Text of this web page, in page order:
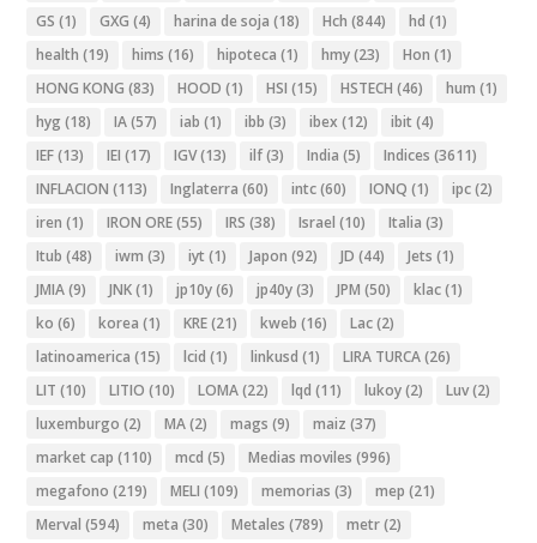
GS (1) GXG (4) harina de soja (18) Hch (844) hd (1)
health (19) hims (16) hipoteca (1) hmy(23) Hon (1)
HONG KONG (83) HOOD (1) HSI (15) HSTECH (46) hum (1)
hyg (18) IA(57) iab (1) ibb (3) ibex (12) ibit (4)
IEF(13) IEI (17) IGV(13) ilf(3) India (5) Indices (3611)
INFLACION (113) Inglaterra (60) intc(60) IONQ (1) ipc(2)
iren (1) IRON ORE(55) IRS (38) Israel (10) Italia (3)
Itub (48) iwm (3) iyt (1) Japon (92) JD (44) Jets (1)
JMIA(9) JNK(1) jp10y(6) jp40y(3) JPM (50) klac(1)
ko (6) korea (1) KRE(21) kweb (16) Lac(2)
latinoamerica (15) lcid (1) linkusd (1) LIRA TURCA(26)
LIT (10) LITIO (10) LOMA(22) lqd (11) lukoy(2) Luv(2)
luxemburgo (2) MA(2) mags (9) maiz (37)
market cap (110) mcd (5) Medias moviles (996)
megafono (219) MELI (109) memorias (3) mep (21)
Merval (594) meta (30) Metales (789) metr(2)